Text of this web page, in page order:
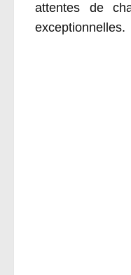
attentes de
exceptionnelles.